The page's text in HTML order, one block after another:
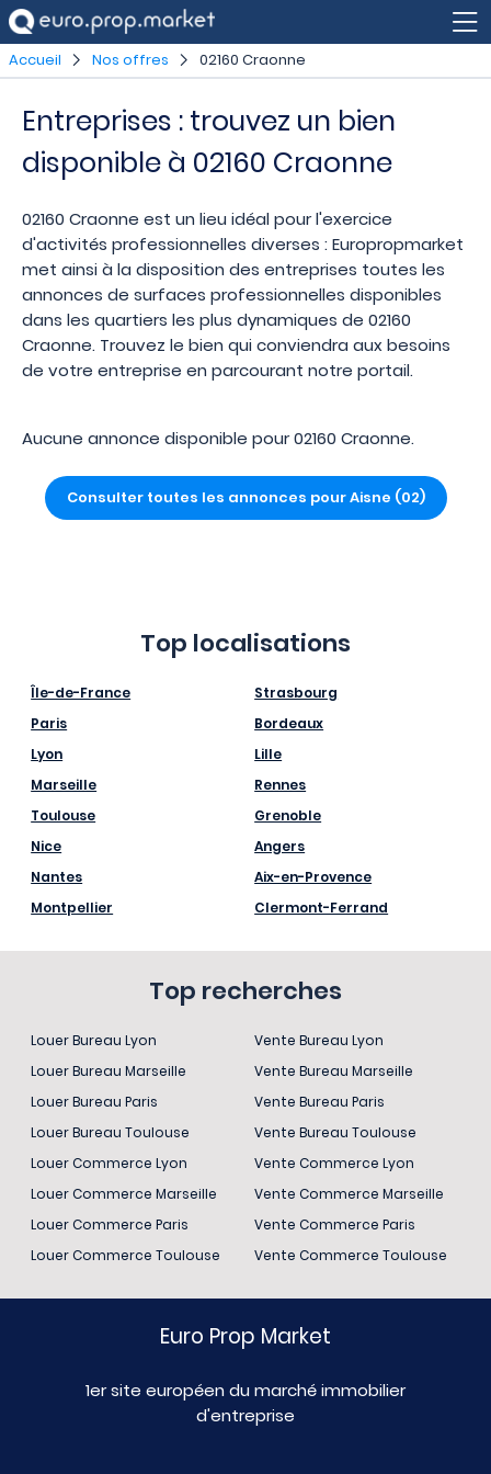
Accueil Nos offres 02160 Craonne
Entreprises : trouvez un bien
disponible à 02160 Craonne
02160 Craonne est un lieu idéal pour l'exercice
d'activités professionnelles diverses : Europropmarket
met ainsi à la disposition des entreprises toutes les
annonces de surfaces professionnelles disponibles
dans les quartiers les plus dynamiques de 02160
Craonne. Trouvez le bien qui conviendra aux besoins
de votre entreprise en parcourant notre portail.
Aucune annonce disponible pour 02160 Craonne.
Consulter toutes les annonces pour Aisne (02)
Top localisations
Île-de-France
Paris
Lyon
Marseille
Toulouse
Nice
Nantes
Montpellier
Strasbourg
Bordeaux
Lille
Rennes
Grenoble
Angers
Aix-en-Provence
Clermont-Ferrand
Top recherches
Louer Bureau Lyon
Louer Bureau Marseille
Louer Bureau Paris
Louer Bureau Toulouse
Louer Commerce Lyon
Louer Commerce Marseille
Louer Commerce Paris
Louer Commerce Toulouse
Vente Bureau Lyon
Vente Bureau Marseille
Vente Bureau Paris
Vente Bureau Toulouse
Vente Commerce Lyon
Vente Commerce Marseille
Vente Commerce Paris
Vente Commerce Toulouse
Euro Prop Market
1er site européen du marché immobilier
d'entreprise